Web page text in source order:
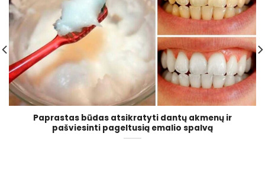
Paprastas būdas atsikratyti dantų akmenų ir
pašviesinti pageltusią emalio spalvą